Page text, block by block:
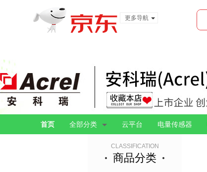
更多导航
首页 全部分类 云平台 电量传感器
CLASSIFICATION
商品分类